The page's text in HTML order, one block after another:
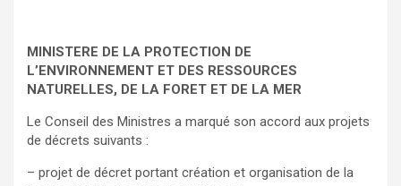
MINISTERE DE LA PROTECTION DE
L’ENVIRONNEMENT ET DES RESSOURCES
NATURELLES, DE LA FORET ET DE LA MER
Le Conseil des Ministres a marqué son accord aux projets
de décrets suivants :
– projet de décret portant création et organisation de la